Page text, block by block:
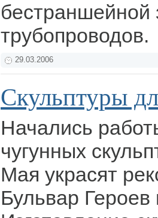
трубопроводов.
29.03.2006
Скульптуры
Начались
чугунных
Мая украсят
Бульвар Героев